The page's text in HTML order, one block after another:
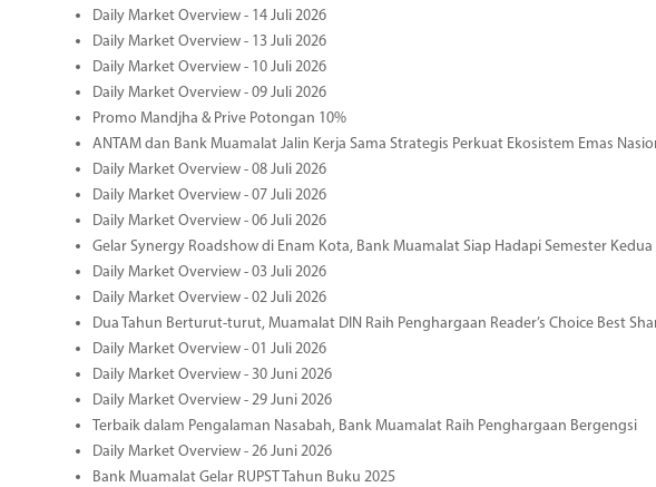
Daily Market Overview - 14 Juli 2026
Daily Market Overview - 13 Juli 2026
Daily Market Overview - 10 Juli 2026
Daily Market Overview - 09 Juli 2026
Promo Mandjha & Prive Potongan 10%
ANTAM dan Bank Muamalat Jalin Kerja Sama Strategis Perkuat Ekosistem Emas
Daily Market Overview - 08 Juli 2026
Daily Market Overview - 07 Juli 2026
Daily Market Overview - 06 Juli 2026
Gelar Synergy Roadshow di Enam Kota, Bank Muamalat Siap Hadapi Semester Kedua
Daily Market Overview - 03 Juli 2026
Daily Market Overview - 02 Juli 2026
Dua Tahun Berturut-turut, Muamalat DIN Raih Penghargaan Reader’s Choice Best
Daily Market Overview - 01 Juli 2026
Daily Market Overview - 30 Juni 2026
Daily Market Overview - 29 Juni 2026
Terbaik dalam Pengalaman Nasabah, Bank Muamalat Raih Penghargaan Bergengsi
Daily Market Overview - 26 Juni 2026
Bank Muamalat Gelar RUPST Tahun Buku 2025